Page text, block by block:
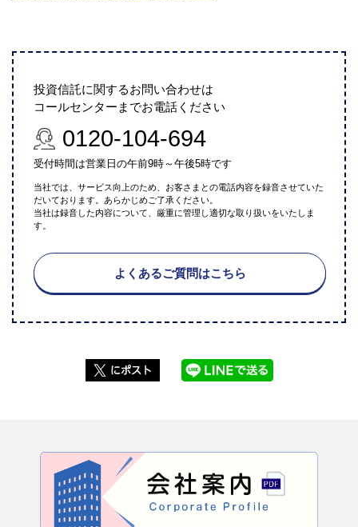
投資信託に関するお問い合わせは
コールセンターまでお電話ください
0120-104-694
受付時間は営業日の午前9時～午後5時です
当社では、サービス向上のため、お客さまとの電話内容を録音させていた
だいております。あらかじめご了承ください。
当社は録音した内容について、厳重に管理し適切な取り扱いをいたしま
す。
よくあるご質問はこちら